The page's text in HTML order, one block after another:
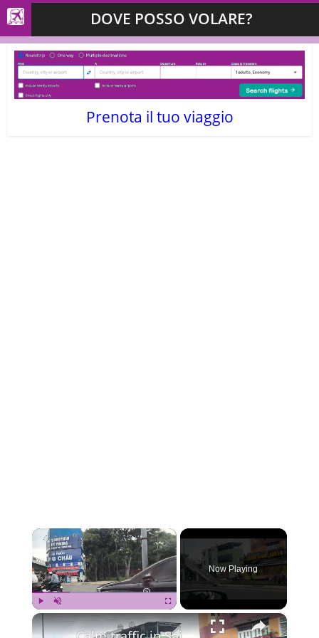
DOVE POSSO VOLARE?
Prenota il tuo viaggio
×
Play Unmute Fullscreen
Now Playing
×